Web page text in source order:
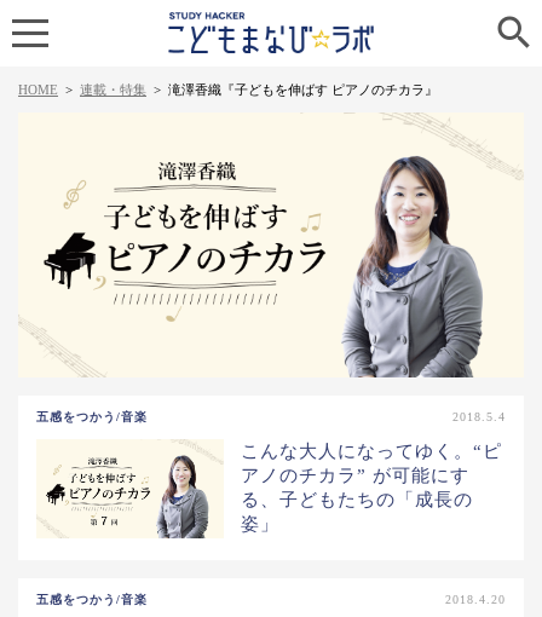

HOME > 連載・特集 > 滝澤香織『子どもを伸ばす ピアノのチカラ』
五感をつかう/音楽 2018.5.4
こんな大人になってゆく。“ピ
アノのチカラ” が可能にす
る、子どもたちの「成長の
姿」
五感をつかう/音楽 2018.4.20